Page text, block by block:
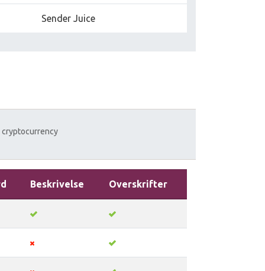
Sender Juice
cryptocurrency
Beskrivelse Overskrifter